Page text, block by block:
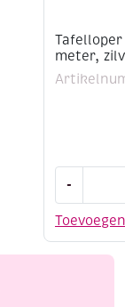
meter,
Toevoegen
-
web,
x